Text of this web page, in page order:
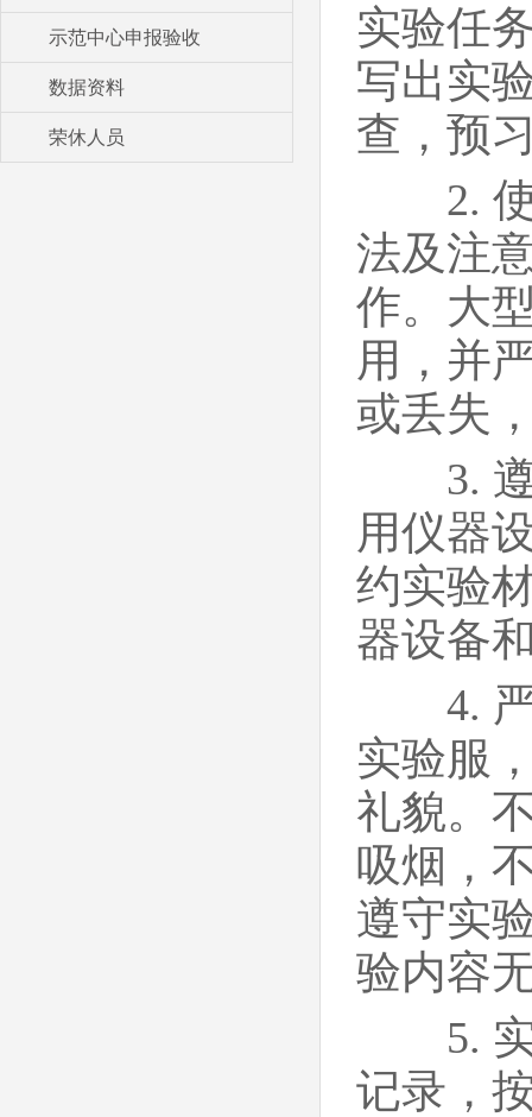
示范中心申报验收
数据资料
荣休人员
实验任
写出实
查，预
2. 使
法及注
作。大
用，并
或丢失
3. 遵
用仪器
约实验
器设备
4. 严
实验服
礼貌。
吸烟，
遵守实
验内容
5. 实
记录，